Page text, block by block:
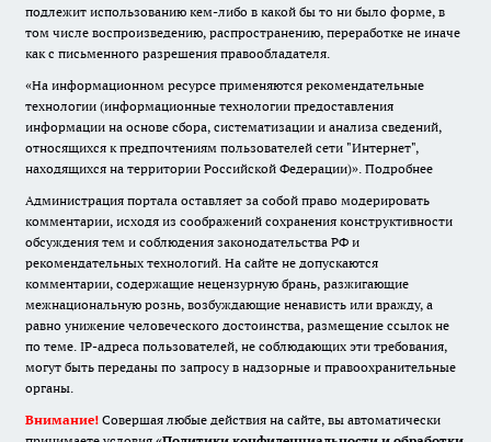
подлежит использованию кем-либо в какой бы то ни было форме, в
том числе воспроизведению, распространению, переработке не иначе
как с письменного разрешения правообладателя.
«На информационном ресурсе применяются рекомендательные
технологии (информационные технологии предоставления
информации на основе сбора, систематизации и анализа сведений,
относящихся к предпочтениям пользователей сети "Интернет",
находящихся на территории Российской Федерации)». Подробнее
Администрация портала оставляет за собой право модерировать
комментарии, исходя из соображений сохранения конструктивности
обсуждения тем и соблюдения законодательства РФ и
рекомендательных технологий. На сайте не допускаются
комментарии, содержащие нецензурную брань, разжигающие
межнациональную рознь, возбуждающие ненависть или вражду, а
равно унижение человеческого достоинства, размещение ссылок не
по теме. IP-адреса пользователей, не соблюдающих эти требования,
могут быть переданы по запросу в надзорные и правоохранительные
органы.
Внимание! Совершая любые действия на сайте, вы автоматически